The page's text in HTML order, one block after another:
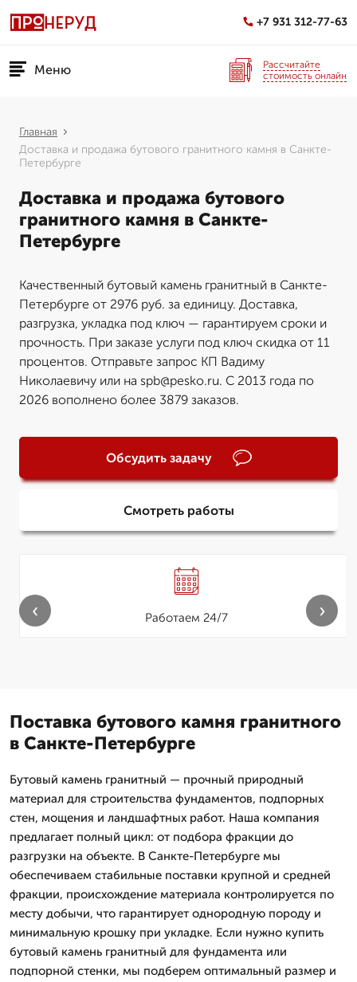
+7 931 312-77-63
Меню
Рассчитайте
стоимость онлайн
Главная
Доставка и продажа бутового гранитного камня в Санкте-
Петербурге
Доставка и продажа бутового
гранитного камня в Санкте-
Петербурге
Качественный бутовый камень гранитный в Санкте-
Петербурге от 2976 руб. за единицу. Доставка,
разгрузка, укладка под ключ — гарантируем сроки и
прочность. При заказе услуги под ключ скидка от 11
процентов. Отправьте запрос КП Вадиму
Николаевичу или на spb@pesko.ru. С 2013 года по
2026 вополнено более 3879 заказов.
Обсудить задачу
Смотреть работы
Работаем 24/7
‹ ›
Поставка бутового камня гранитного
в Санкте-Петербурге
Бутовый камень гранитный — прочный природный
материал для строительства фундаментов, подпорных
стен, мощения и ландшафтных работ. Наша компания
предлагает полный цикл: от подбора фракции до
разгрузки на объекте. В Санкте-Петербурге мы
обеспечиваем стабильные поставки крупной и средней
фракции, происхождение материала контролируется по
месту добычи, что гарантирует однородную породу и
минимальную крошку при укладке. Если нужно купить
бутовый камень гранитный для фундамента или
подпорной стенки, мы подберем оптимальный размер и